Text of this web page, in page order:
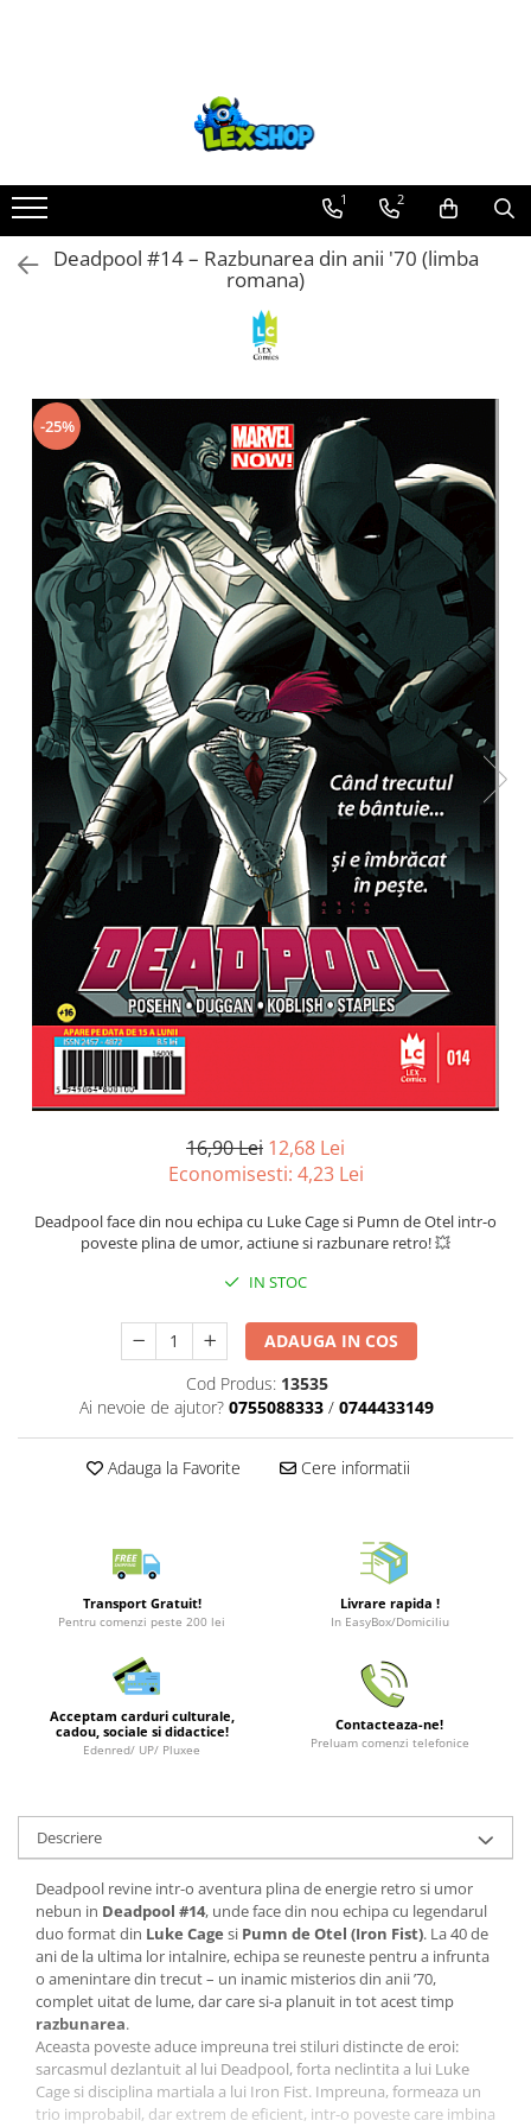
Board Games
Extensii boardgames
Card Games (jocuri cu carti)
Jocuri pentru copii
Smart Games
Puzzle-uri logice
Jocuri cu miniaturi
Battletech
Final Girl - solo game
Miniaturi Arkham Horror
Miniaturi HEROCLIX
Accesorii pentru boardgames
Protectii carti (Sleeves)
Playmats
Deck Boxes/Cutii pentru carti
Portofolii/ Clasoare pentru carti
The Army Painter
Organizatoare
Carti de joc
Alte produse Hobby
Pop Culture
Postere
Geek Stuff
Plusuri si papusi
Decoratiuni
Studio Ghibli/My Neighbor
Totoro/Kiki etc
Minecraft
Pokemon
One Piece
Naruto Shippuden
Sailor Moon
Harry Potter
Star Trek
Fallout
Stranger Things
Collectibles
KPop Demon Hunters
Retro Arcade – Jocuri, Console si
1 2
Deadpool #14 – Razbunarea din anii '70 (limba
romana)
-25%
16,90 Lei 12,68 Lei
Economisesti: 4,23 Lei
Deadpool face din nou echipa cu Luke Cage si Pumn de Otel intr-o
poveste plina de umor, actiune si razbunare retro! 💥
IN STOC
ADAUGA IN COS
Cod Produs: 13535
Ai nevoie de ajutor? 0755088333 / 0744433149
Adauga la Favorite Cere informatii
Transport Gratuit!
Pentru comenzi peste 200 lei
Livrare rapida !
In EasyBox/Domiciliu
Acceptam carduri culturale,
cadou, sociale si didactice!
Edenred/ UP/ Pluxee
Contacteaza-ne!
Preluam comenzi telefonice
Descriere
Deadpool revine intr-o aventura plina de energie retro si umor
nebun in Deadpool #14, unde face din nou echipa cu legendarul
duo format din Luke Cage si Pumn de Otel (Iron Fist). La 40 de
ani de la ultima lor intalnire, echipa se reuneste pentru a infrunta
o amenintare din trecut – un inamic misterios din anii ’70,
complet uitat de lume, dar care si-a planuit in tot acest timp
razbunarea.
Aceasta poveste aduce impreuna trei stiluri distincte de eroi:
sarcasmul dezlantuit al lui Deadpool, forta neclintita a lui Luke
Cage si disciplina martiala a lui Iron Fist. Impreuna, formeaza un
trio improbabil, dar extrem de eficient, intr-o poveste care imbina